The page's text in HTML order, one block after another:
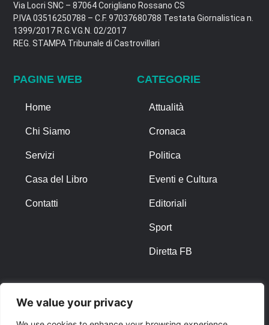
We value your privacy
Via Locri SNC – 87064 Corigliano Rossano CS
P.IVA 03516250788 – C.F. 97037680788 Testata Giornalistica n.
1399/2017 R.G.V.G.N. 02/2017
REG. STAMPA Tribunale di Castrovillari
PAGINE WEB
Home
Chi Siamo
Servizi
Casa del Libro
Contatti
CATEGORIE
Attualità
Cronaca
Politica
Eventi e Cultura
Editoriali
Sport
Diretta FB